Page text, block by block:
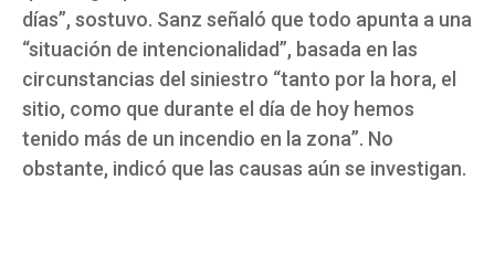
días”, sostuvo. Sanz señaló que todo apunta a una
“situación de intencionalidad”, basada en las
circunstancias del siniestro “tanto por la hora, el
sitio, como que durante el día de hoy hemos
tenido más de un incendio en la zona”. No
obstante, indicó que las causas aún se investigan.